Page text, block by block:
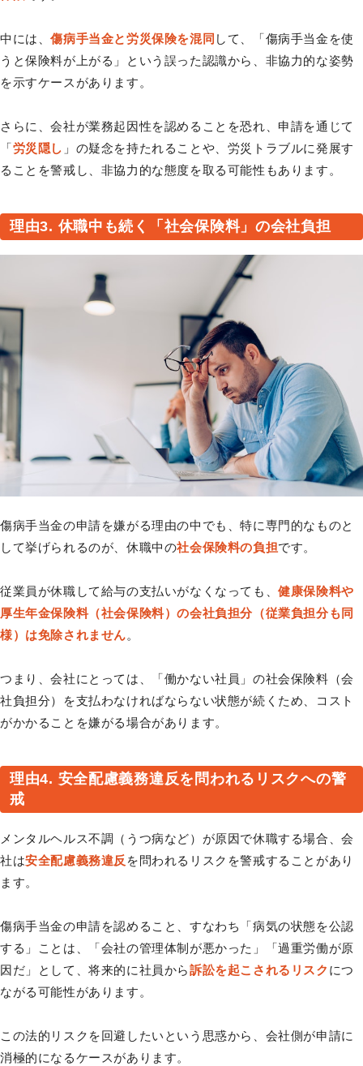
中には、傷病手当金と労災保険を混同 して、「傷病手当金を使
うと保険料が上がる」という誤った認識から、非協力的な姿勢
を示すケースがあります。
さらに、会社が業務起因性を認めることを恐れ、申請を通じて
「労災隠し 」の疑念を持たれることや、労災トラブルに発展す
ることを警戒し、非協力的な態度を取る可能性もあります。
理由3. 休職中も続く「社会保険料」の会社負担
傷病手当金の申請を嫌がる理由の中でも、特に専門的なものと
して挙げられるのが、休職中の社会保険料の負担です。
従業員が休職して給与の支払いがなくなっても、健康保険料や
厚生年金保険料（社会保険料）の会社負担分（従業負担分も同
様）は免除されません。
つまり、会社にとっては、「働かない社員」の社会保険料（会
社負担分）を支払わなければならない状態が続くため、コスト
がかかることを嫌がる場合があります。
理由4. 安全配慮義務違反を問われるリスクへの警
戒
メンタルヘルス不調（うつ病など）が原因で休職する場合、会
社は安全配慮義務違反 を問われるリスクを警戒することがあり
ます。
傷病手当金の申請を認めること、すなわち「病気の状態を公認
する」ことは、「会社の管理体制が悪かった」「過重労働が原
因だ」として、将来的に社員から訴訟を起こされるリスク につ
ながる可能性があります。
この法的リスクを回避したいという思惑から、会社側が申請に
消極的になるケースがあります。